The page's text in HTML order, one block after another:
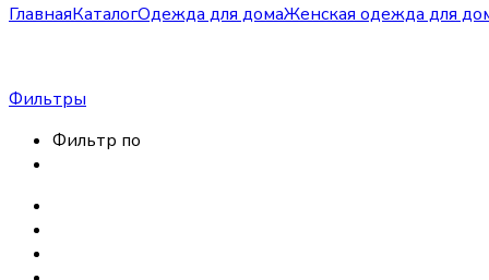
ГлавнаяКаталогОдежда для домаЖенская одежда для
Фильтры
Фильтр по